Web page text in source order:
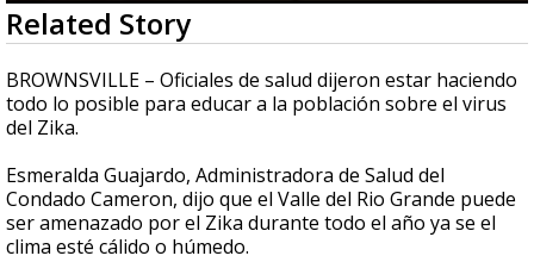
0
seconds
of
1
minute,
7
seconds
Related Story
BROWNSVILLE – Oficiales de salud dijeron estar haciendo
todo lo posible para educar a la población sobre el virus
del Zika.
Esmeralda Guajardo, Administradora de Salud del
Condado Cameron, dijo que el Valle del Rio Grande puede
ser amenazado por el Zika durante todo el año ya se el
clima esté cálido o húmedo.